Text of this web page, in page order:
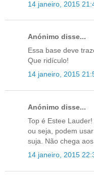
14 janeiro, 2015
Anónimo disse...
Essa base deve
Que ridículo!
14 janeiro, 2015
Anónimo disse...
Top é Estee
ou seja, podem
suja. Não chega
14 janeiro, 2015